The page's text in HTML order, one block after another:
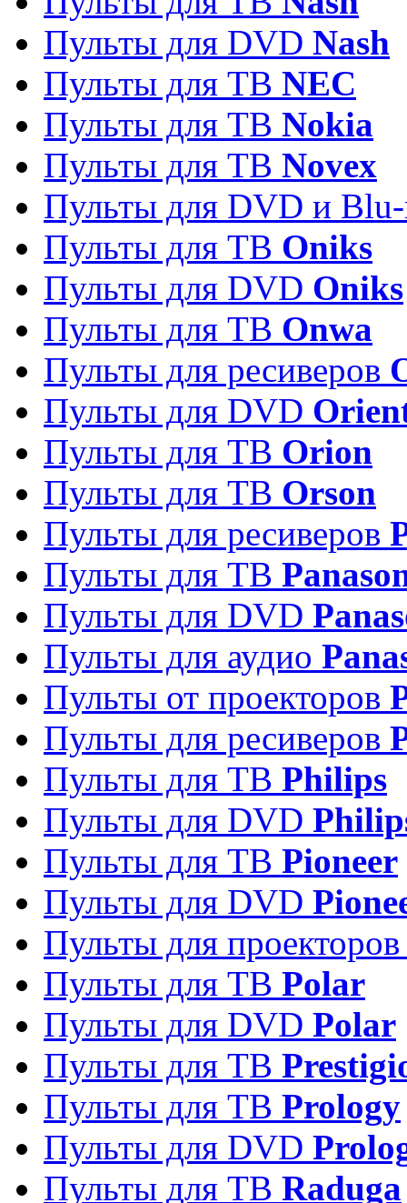
Пульты для DVD Nash
Пульты для ТВ NEC
Пульты для ТВ Nokia
Пульты для ТВ Novex
Пульты для DVD и
Пульты для ТВ Oniks
Пульты для DVD Oniks
Пульты для ТВ Onwa
Пульты для ресиверов
Пульты для DVD
Пульты для ТВ Orion
Пульты для ТВ Orson
Пульты для ресиверов
Пульты для ТВ
Пульты для DVD
Пульты для аудио
Пульты от проекторов
Пульты для ресиверов
Пульты для ТВ Philips
Пульты для DVD
Пульты для ТВ Pioneer
Пульты для DVD
Пульты для
Пульты для ТВ Polar
Пульты для DVD Polar
Пульты для ТВ
Пульты для ТВ Prology
Пульты для DVD
Пульты для ТВ Raduga